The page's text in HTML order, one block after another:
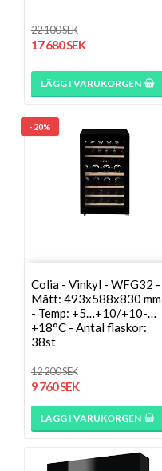
22 100 SEK
17 680 SEK
LÄGG I VARUKORGEN
- 20%
Colia - Vinkyl - WFG32 -
Mått: 493x588x830 mm
- Temp: +5…+10/+10-…
+18°C - Antal flaskor:
38st
12 200 SEK
9 760 SEK
LÄGG I VARUKORGEN